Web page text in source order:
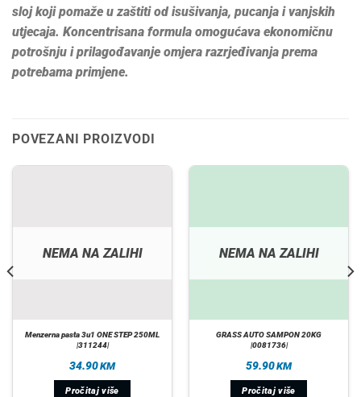
sloj koji pomaže u zaštiti od isušivanja, pucanja i vanjskih
utjecaja. Koncentrisana formula omogućava ekonomičnu
potrošnju i prilagođavanje omjera razrjeđivanja prema
potrebama primjene.
POVEZANI PROIZVODI
NEMA NA ZALIHI
Menzerna pasta 3u1 ONE STEP 250ML
|311244|
34.90KM
Pročitaj više
NEMA NA ZALIHI
GRASS AUTO SAMPON 20KG
|0081736|
59.90KM
Pročitaj više